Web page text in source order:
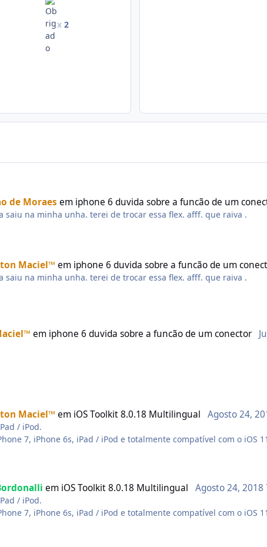
x 2
de Moraes em iphone 6 duvida sobre a funcão de um
na minha unha. terei de trocar essa flex. afff. que raiva .
Maciel™ em iphone 6 duvida sobre a funcão de um
na minha unha. terei de trocar essa flex. afff. que raiva .
em iphone 6 duvida sobre a funcão de um conector
Maciel™ em iOS Toolkit 8.0.18 Multilingual Agosto 24,
/ iPod.
7, iPhone 6s, iPad / iPod e totalmente compatível com o iOS
preciosos no iPhone? O melhor software de recuperação de
Além disso, ele pode ajudá-lo a recuperar os arquivos iOS
em iOS Toolkit 8.0.18 Multilingual Agosto 24, 2018
/ iPod.
7, iPhone 6s, iPad / iPod e totalmente compatível com o iOS